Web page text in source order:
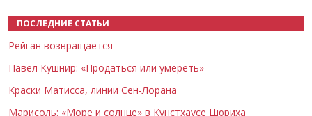
ПОСЛЕДНИЕ СТАТЬИ
Рейган возвращается
Павел Кушнир: «Продаться или умереть»
Краски Матисса, линии Сен-Лорана
Марисоль: «Море и солнце» в Кунстхаусе Цюриха